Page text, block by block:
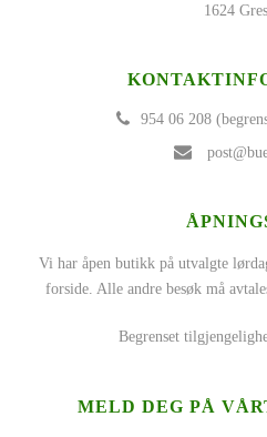
1624
954 06 208
Vi har åpen butikk på utvalgte
forside. Alle andre besøk må
Begrenset
MELD DEG PÅ